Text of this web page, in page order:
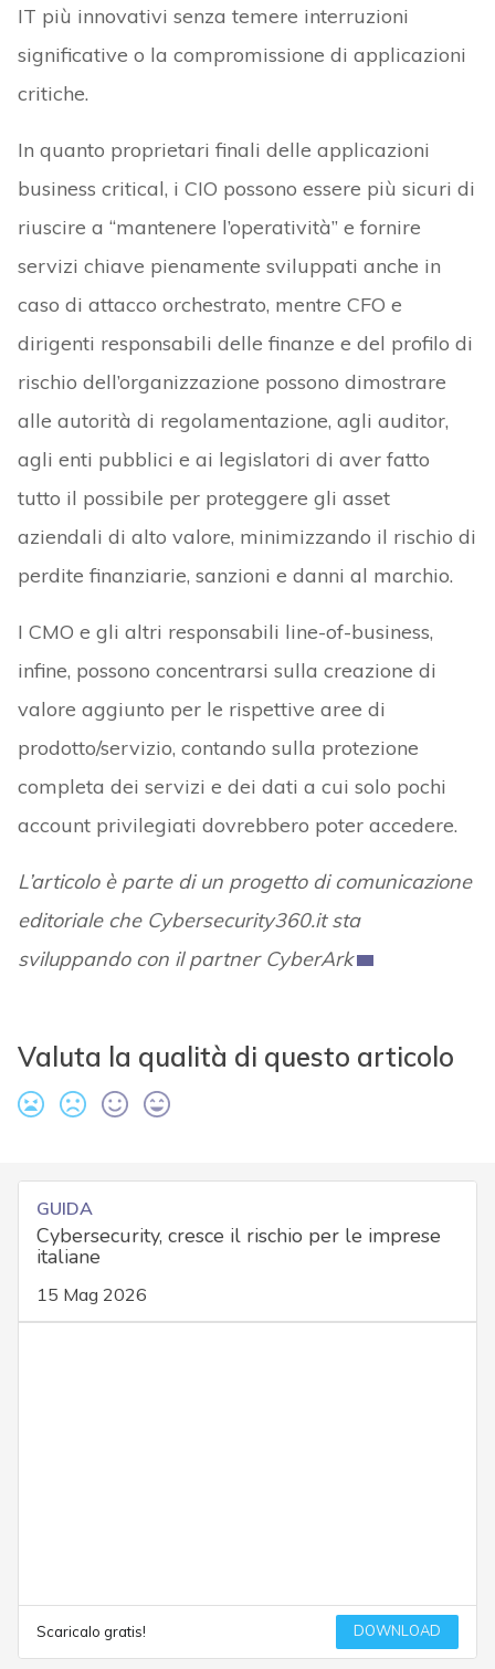
IT più innovativi senza temere interruzioni
significative o la compromissione di applicazioni
critiche.
In quanto proprietari finali delle applicazioni
business critical, i CIO possono essere più sicuri di
riuscire a “mantenere l’operatività” e fornire
servizi chiave pienamente sviluppati anche in
caso di attacco orchestrato, mentre CFO e
dirigenti responsabili delle finanze e del profilo di
rischio dell’organizzazione possono dimostrare
alle autorità di regolamentazione, agli auditor,
agli enti pubblici e ai legislatori di aver fatto
tutto il possibile per proteggere gli asset
aziendali di alto valore, minimizzando il rischio di
perdite finanziarie, sanzioni e danni al marchio.
I CMO e gli altri responsabili line-of-business,
infine, possono concentrarsi sulla creazione di
valore aggiunto per le rispettive aree di
prodotto/servizio, contando sulla protezione
completa dei servizi e dei dati a cui solo pochi
account privilegiati dovrebbero poter accedere.
L’articolo è parte di un progetto di comunicazione
editoriale che Cybersecurity360.it sta
sviluppando con il partner CyberArk
Valuta la qualità di questo articolo
GUIDA
Cybersecurity, cresce il rischio per le imprese
italiane
15 Mag 2026
Scaricalo gratis! DOWNLOAD